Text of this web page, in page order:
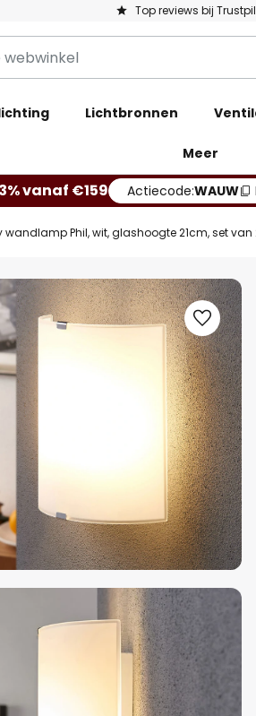
Top reviews bij
Lichtbronnen
Meer
vanaf €159 Actiecode:WAUW
wandlamp Phil, wit, glashoogte 21cm, set van